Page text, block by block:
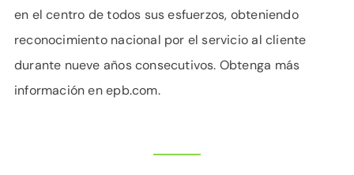
en el centro de todos sus esfuerzos, obteniendo
reconocimiento nacional por el servicio al cliente
durante nueve años consecutivos. Obtenga más
información en epb.com.